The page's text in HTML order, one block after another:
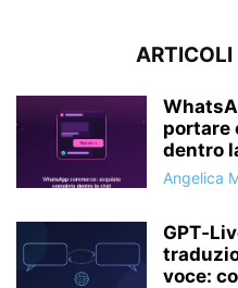
ARTICOLI
portare
dentro
Angelica
voce: